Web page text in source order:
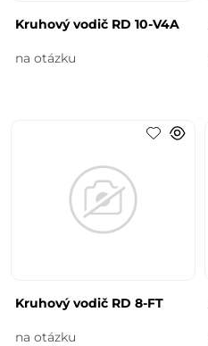
Kruhový vodič RD 10-V4A
na otázku
Kruhový vodič RD 8-FT
na otázku